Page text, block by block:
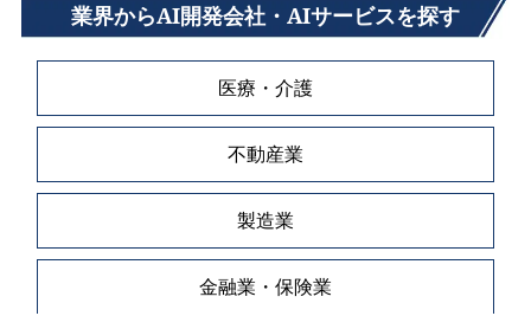
業界からAI開発会社・AIサービスを探す
医療・介護
不動産業
製造業
金融業・保険業